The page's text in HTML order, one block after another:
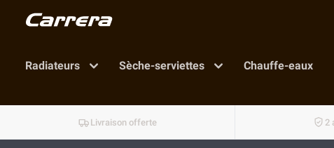
Radiateurs Sèche-serviettes Chauffe-eaux
Livraison offerte 2